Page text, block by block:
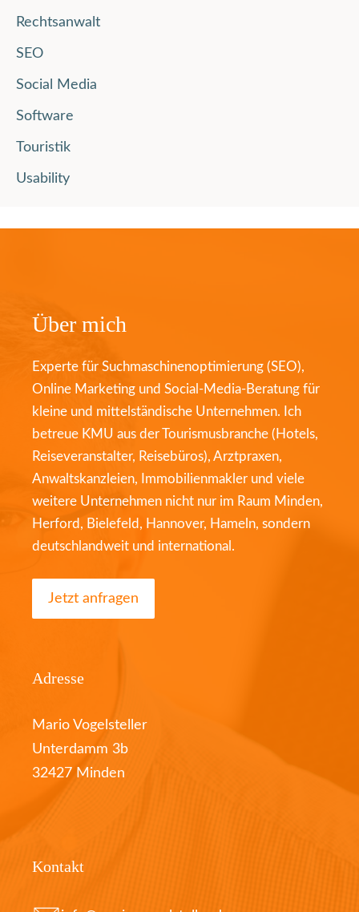
Rechtsanwalt
SEO
Social Media
Software
Touristik
Usability
Über mich
Experte für Suchmaschinenoptimierung (SEO),
Online Marketing und Social-Media-Beratung für
kleine und mittelständische Unternehmen. Ich
betreue KMU aus der Tourismusbranche (Hotels,
Reiseveranstalter, Reisebüros), Arztpraxen,
Anwaltskanzleien, Immobilienmakler und viele
weitere Unternehmen nicht nur im Raum Minden,
Herford, Bielefeld, Hannover, Hameln, sondern
deutschlandweit und international.
Jetzt anfragen
Adresse
Mario Vogelsteller
Unterdamm 3b
32427 Minden
Kontakt